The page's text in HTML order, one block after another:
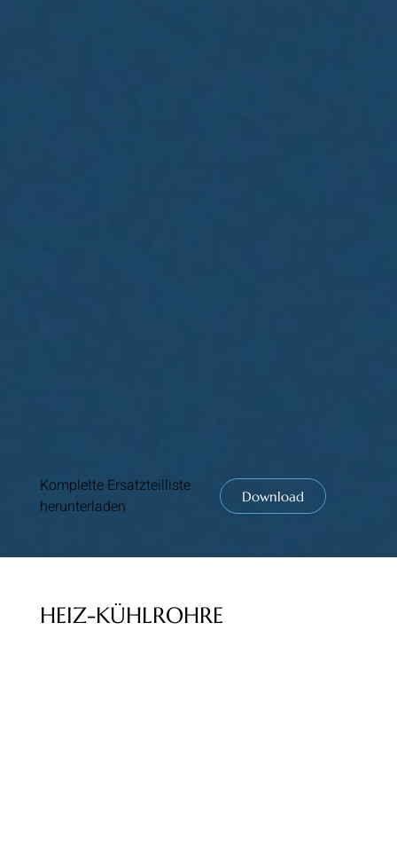
Download
Komplette Ersatzteilliste
herunterladen
HEIZ-KÜHLROHRE